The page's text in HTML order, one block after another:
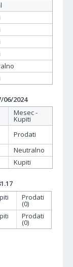
06/2024
Mesec -
Kupiti
Prodati
Neutralno
Kupiti
Prodati
(0)
Prodati
(0)